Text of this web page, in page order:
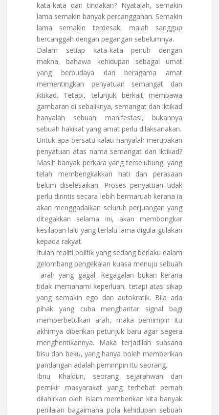
kata-kata dan tindakan? Nyatalah, semakin
lama semakin banyak percanggahan. Semakin
lama semakin terdesak, malah sanggup
bercanggah dengan pegangan sebelumnya.
Dalam setiap kata-kata penuh dengan
makna, bahawa kehidupan sebagai umat
yang berbudaya dan beragama amat
mementingkan penyatuan semangat dan
iktikad. Tetapi, telunjuk berkait membawa
gambaran di sebaliknya, semangat dan iktikad
hanyalah sebuah manifestasi, bukannya
sebuah hakikat yang amat perlu dilaksanakan.
Untuk apa bersatu kalau hanyalah merupakan
penyatuan atas nama semangat dan iktikad?
Masih banyak perkara yang terselubung, yang
telah membengkakkan hati dan perasaan
belum diselesaikan. Proses penyatuan tidak
perlu dirintis secara lebih bermaruah kerana ia
akan menggadaikan seluruh perjuangan yang
ditegakkan selama ini, akan membongkar
kesilapan lalu yang terlalu lama digula-gulakan
kepada rakyat.
Itulah realiti politik yang sedang berlaku dalam
gelombang pengekalan kuasa menuju sebuah
arah yang gagal. Kegagalan bukan kerana
tidak memahami keperluan, tetapi atas sikap
yang semakin ego dan autokratik. Bila ada
pihak yang cuba menghantar signal bagi
memperbetulkan arah, maka pemimpin itu
akhirnya diberikan petunjuk baru agar segera
menghentikannya. Maka terjadilah suasana
bisu dan beku, yang hanya boleh memberikan
pandangan adalah pemimpin itu seorang.
Ibnu Khaldun, seorang sejarahwan dan
pemikir masyarakat yang terhebat pernah
dilahirkan oleh Islam memberikan kita banyak
penilaian bagaimana pola kehidupan sebuah